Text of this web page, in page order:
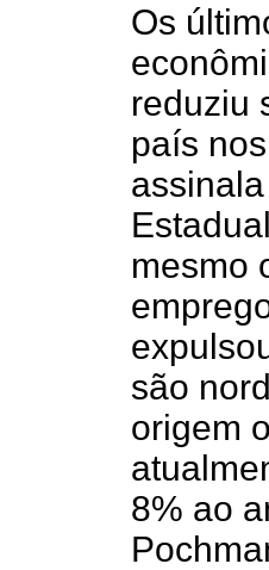
Os
reduziu
país
mesmo
são
origem
8% ao